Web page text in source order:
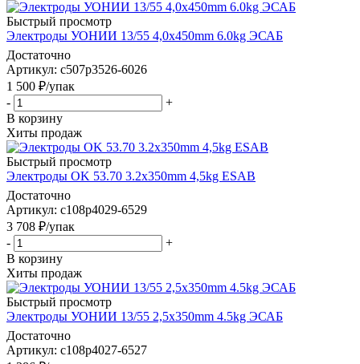
Быстрый просмотр
Электроды УОНИИ 13/55 4,0х450mm 6.0kg ЭСАБ
Достаточно
Артикул: c507p3526-6026
1 500 ₽/упак
-
+
В корзину
Хиты продаж
Быстрый просмотр
Электроды OK 53.70 3.2x350mm 4,5kg ESAB
Достаточно
Артикул: c108p4029-6529
3 708 ₽/упак
-
+
В корзину
Хиты продаж
Быстрый просмотр
Электроды УОНИИ 13/55 2,5х350mm 4.5kg ЭСАБ
Достаточно
Артикул: c108p4027-6527